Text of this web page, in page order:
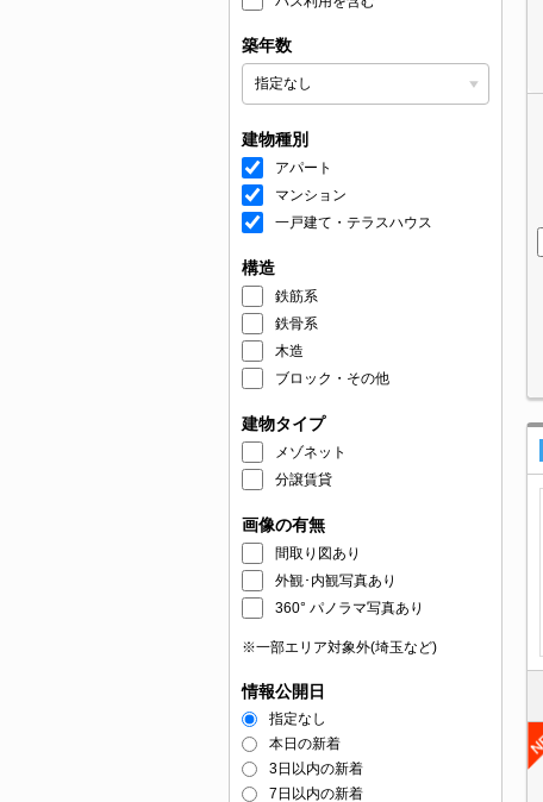
築年数
建物種別
アパート
マンション
一戸建て・テラスハウス
構造
鉄筋系
鉄骨系
木造
ブロック・その他
建物タイプ
メゾネット
分譲賃貸
画像の有無
間取り図あり
外観･内観写真あり
360° パノラマ写真あり
※一部エリア対象外(埼玉など)
情報公開日
指定なし
本日の新着
3日以内の新着
7日以内の新着